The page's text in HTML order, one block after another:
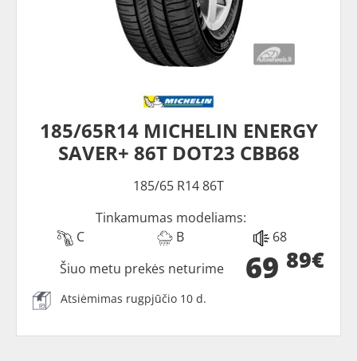
185/65R14 MICHELIN ENERGY
SAVER+ 86T DOT23 CBB68
185/65 R14 86T
Tinkamumas modeliams:
C
B 68
69 89€
Šiuo metu prekės neturime
Atsiėmimas rugpjūčio 10 d.